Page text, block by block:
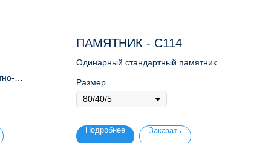
ПАМЯТНИК - С114
Одинарный стандартный памятник
Размер
Подробнее Заказать